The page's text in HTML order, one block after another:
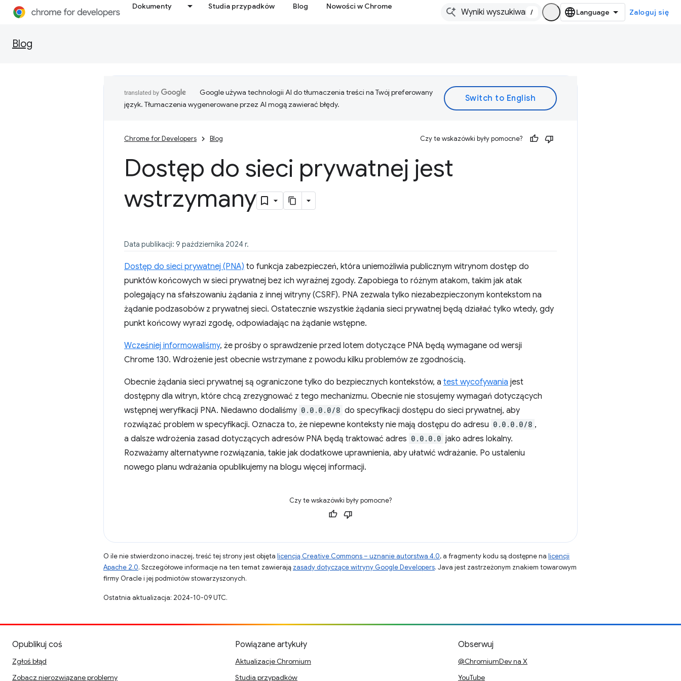
Dokumenty Studia przypadków Blog Nowości w Chrome
/ Zaloguj się
Blog
Google używa technologii AI do tłumaczenia treści na Twój preferowany
język. Tłumaczenia wygenerowane przez AI mogą zawierać błędy.
Chrome for Developers Blog Czy te wskazówki były pomocne?
Dostęp do sieci prywatnej jest
wstrzymany
Data publikacji: 9 października 2024 r.
Dostęp do sieci prywatnej (PNA) to funkcja zabezpieczeń, która uniemożliwia publicznym witrynom dostęp do
punktów końcowych w sieci prywatnej bez ich wyraźnej zgody. Zapobiega to różnym atakom, takim jak atak
polegający na sfałszowaniu żądania z innej witryny (CSRF). PNA zezwala tylko niezabezpieczonym kontekstom na
żądanie podzasobów z prywatnej sieci. Ostatecznie wszystkie żądania sieci prywatnej będą działać tylko wtedy, gdy
punkt końcowy wyrazi zgodę, odpowiadając na żądanie wstępne.
Wcześniej informowaliśmy, że prośby o sprawdzenie przed lotem dotyczące PNA będą wymagane od wersji
Chrome 130. Wdrożenie jest obecnie wstrzymane z powodu kilku problemów ze zgodnością.
Obecnie żądania sieci prywatnej są ograniczone tylko do bezpiecznych kontekstów, a test wycofywania jest
dostępny dla witryn, które chcą zrezygnować z tego mechanizmu. Obecnie nie stosujemy wymagań dotyczących
wstępnej weryfikacji PNA. Niedawno dodaliśmy 0.0.0.0/8 do specyfikacji dostępu do sieci prywatnej, aby
rozwiązać problem w specyfikacji. Oznacza to, że niepewne konteksty nie mają dostępu do adresu 0.0.0.0/8 ,
a dalsze wdrożenia zasad dotyczących adresów PNA będą traktować adres 0.0.0.0 jako adres lokalny.
Rozważamy alternatywne rozwiązania, takie jak dodatkowe uprawnienia, aby ułatwić wdrażanie. Po ustaleniu
nowego planu wdrażania opublikujemy na blogu więcej informacji.
Czy te wskazówki były pomocne?
O ile nie stwierdzono inaczej, treść tej strony jest objęta licencją Creative Commons – uznanie autorstwa 4.0, a fragmenty kodu są dostępne na licencji
Apache 2.0. Szczegółowe informacje na ten temat zawierają zasady dotyczące witryny Google Developers. Java jest zastrzeżonym znakiem towarowym
firmy Oracle i jej podmiotów stowarzyszonych.
Ostatnia aktualizacja: 2024-10-09 UTC.
Opublikuj coś
Zgłoś błąd
Zobacz nierozwiązane problemy
Powiązane artykuły
Aktualizacje Chromium
Studia przypadków
Obserwuj
@ChromiumDev na X
YouTube